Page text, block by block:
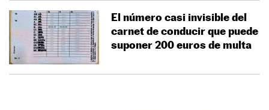
El número casi invisible del
carnet de conducir que puede
suponer 200 euros de multa